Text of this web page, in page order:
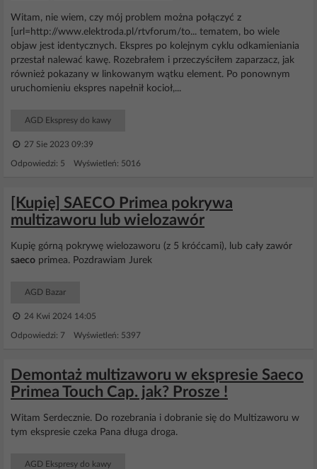
Witam, nie wiem, czy mój problem można połączyć z
[url=http://www.elektroda.pl/rtvforum/to... tematem, bo wiele
objaw jest identycznych. Ekspres po kolejnym cyklu odkamieniania
przestał nalewać kawę. Rozebrałem i przeczyściłem zaparzacz, jak
również pokazany w linkowanym wątku element. Po ponownym
uruchomieniu ekspres napełnił kocioł,...
AGD Ekspresy do kawy
27 Sie 2023 09:39
Odpowiedzi: 5 Wyświetleń: 5016
[Kupię] SAECO Primea pokrywa
multizaworu lub wielozawór
Kupię górną pokrywę wielozaworu (z 5 króćcami), lub cały zawór
saeco primea. Pozdrawiam Jurek
AGD Bazar
24 Kwi 2024 14:05
Odpowiedzi: 7 Wyświetleń: 5397
Demontaż multizaworu w ekspresie Saeco
Primea Touch Cap. jak? Prosze !
Witam Serdecznie. Do rozebrania i dobranie się do Multizaworu w
tym ekspresie czeka Pana długa droga.
AGD Ekspresy do kawy